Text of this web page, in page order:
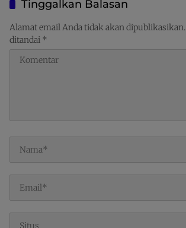
Indonesia
Tinggalkan Balasan
Alamat email Anda tidak akan dipublikasikan.
ditandai *